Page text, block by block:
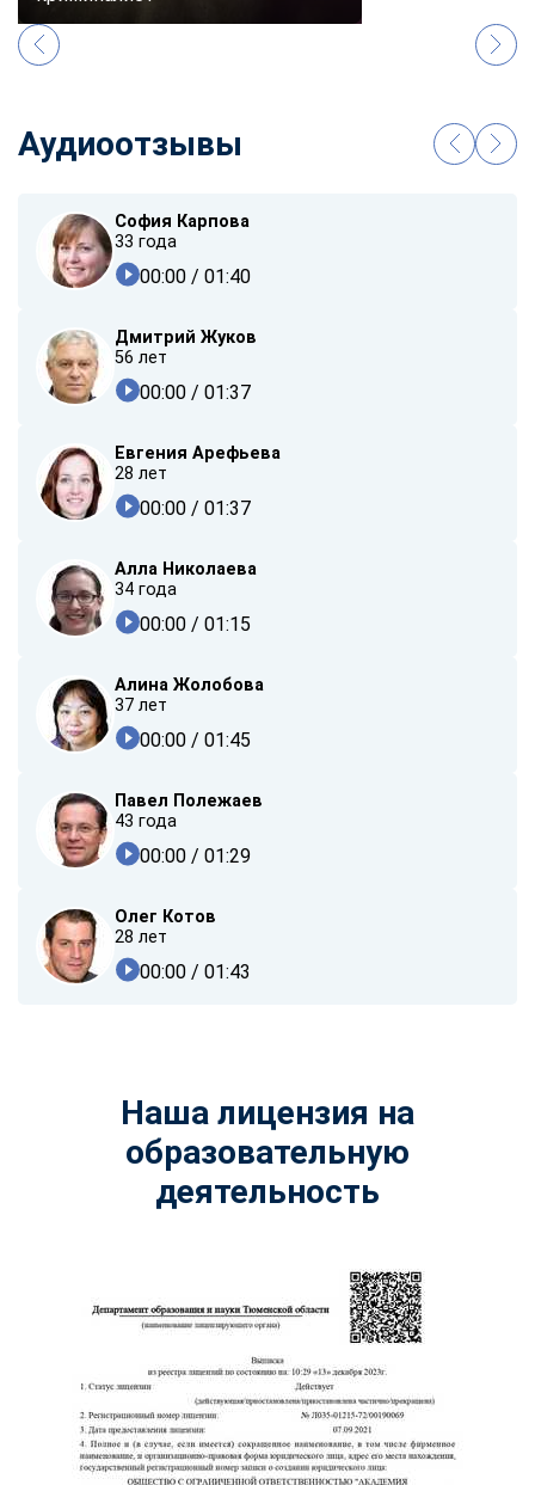
Аудиоотзывы
София Карпова
33 года
00:00 / 01:40
Дмитрий Жуков
56 лет
00:00 / 01:37
Евгения Арефьева
28 лет
00:00 / 01:37
Алла Николаева
34 года
00:00 / 01:15
Алина Жолобова
37 лет
00:00 / 01:45
Павел Полежаев
43 года
00:00 / 01:29
Олег Котов
28 лет
00:00 / 01:43
Наша лицензия на
образовательную
деятельность